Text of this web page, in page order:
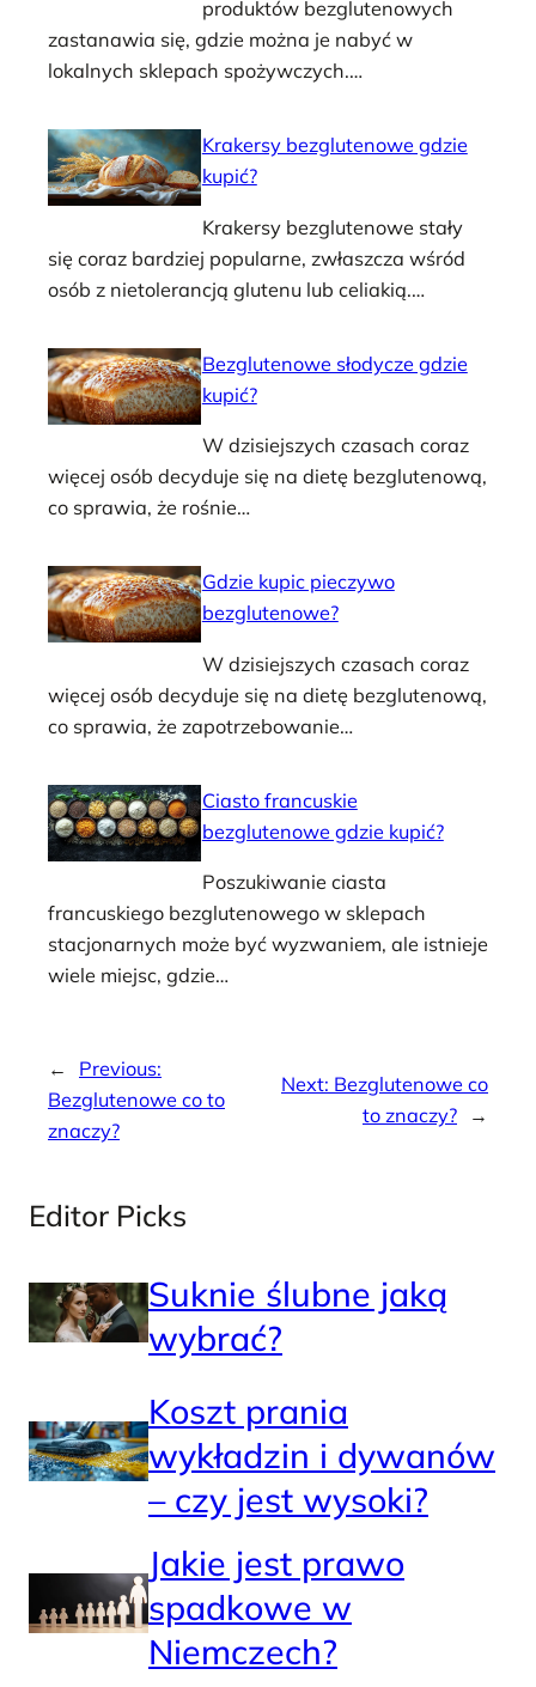
produktów bezglutenowych
zastanawia się, gdzie można je nabyć w
lokalnych sklepach spożywczych.…
Krakersy bezglutenowe gdzie
kupić?
Krakersy bezglutenowe stały
się coraz bardziej popularne, zwłaszcza wśród
osób z nietolerancją glutenu lub celiakią.…
Bezglutenowe słodycze gdzie
kupić?
W dzisiejszych czasach coraz
więcej osób decyduje się na dietę bezglutenową,
co sprawia, że rośnie…
Gdzie kupic pieczywo
bezglutenowe?
W dzisiejszych czasach coraz
więcej osób decyduje się na dietę bezglutenową,
co sprawia, że zapotrzebowanie…
Ciasto francuskie
bezglutenowe gdzie kupić?
Poszukiwanie ciasta
francuskiego bezglutenowego w sklepach
stacjonarnych może być wyzwaniem, ale istnieje
wiele miejsc, gdzie…
←
Previous:
Bezglutenowe co to
znaczy?
Next: Bezglutenowe co
to znaczy?
→
Editor Picks
Suknie ślubne jaką
wybrać?
Koszt prania
wykładzin i dywanów
– czy jest wysoki?
Jakie jest prawo
spadkowe w
Niemczech?